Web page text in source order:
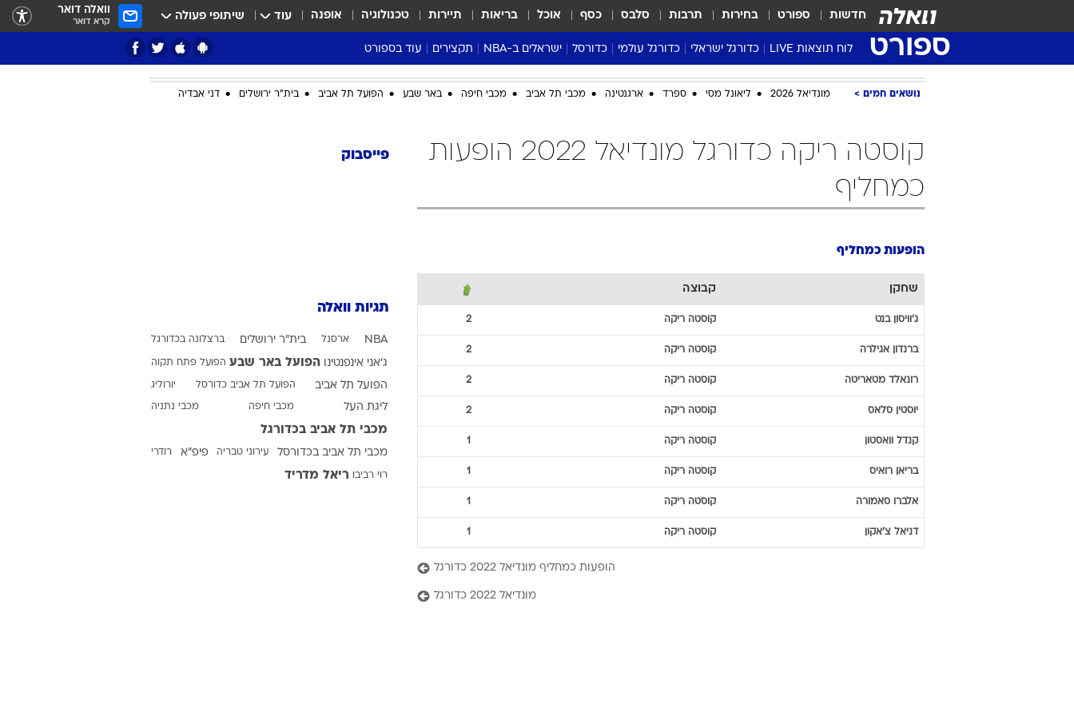
חדשות ספורט בחירות תרבות סלבס כסף אוכל בריאות תיירות טכנולוגיה אופנה עוד שיתופי פעולה וואלה דואר
קרא דואר
ספורט לוח תוצאות LIVE כדורגל ישראלי
ליגת העל Winner
גביע הטוטו
כדורגל עולמי
ליגה אנגלית
ליגה גרמנית
כדורסל
ליגת העל
ליגה לאומית
ישראלים ב-NBA
דני אבדיה
תקצירים עוד בספורט
מונדיאל 2026
NBA
פודקאסטים
ענפים נוספים
לוח שידורים
החידה של ספורט1
ארכיון מדורים מחוץ לקווים
כתבו לנו
נושאים חמים מונדיאל 2026 ליאונל מסי ספרד ארגנטינה מכבי תל אביב מכבי חיפה באר שבע הפועל תל אביב בית"ר ירושלים דני אבדיה
קוסטה ריקה כדורגל מונדיאל 2022 הופעות
כמחליף
הופעות כמחליף
שחקן קבוצה
ג'וויסון בנט קוסטה ריקה 2
ברנדון אגילרה קוסטה ריקה 2
רונאלד מטאריטה קוסטה ריקה 2
יוסטין סלאס קוסטה ריקה 2
קנדל וואסטון קוסטה ריקה 1
בריאן רואיס קוסטה ריקה 1
אלברו סאמורה קוסטה ריקה 1
דניאל צ'אקון קוסטה ריקה 1
הופעות כמחליף מונדיאל 2022 כדורגל
מונדיאל 2022 כדורגל
פייסבוק
תגיות וואלה
NBA ארסנל בית"ר ירושלים ברצלונה בכדורגל
ג'אני אינפנטינו הפועל באר שבע הפועל פתח תקוה
הפועל תל אביב הפועל תל אביב כדורסל יורוליג
ליגת העל מכבי חיפה מכבי נתניה
מכבי תל אביב בכדורגל
מכבי תל אביב בכדורסל עירוני טבריה פיפ"א רודרי
רוי רביבו ריאל מדריד